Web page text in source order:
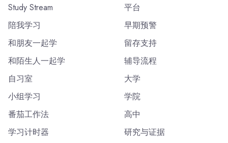
Study Stream
陪我学习
和朋友一起学
和陌生人一起学
自习室
小组学习
番茄工作法
学习计时器
平台
早期预警
留存支持
辅导流程
大学
学院
高中
研究与证据